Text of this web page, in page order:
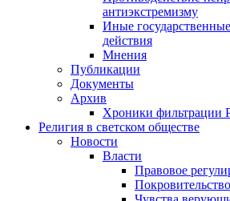
антиэкстремизму
Иные
действия
Мнения
Публикации
Документы
Архив
Хроники фильтрации
Религия в светском обществе
Новости
Власти
Правовое